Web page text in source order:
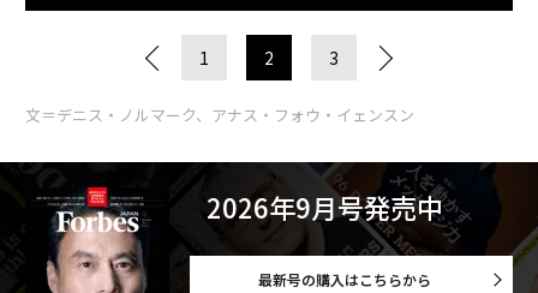
1 2 3
文＝デニス・ノルマーク、アナス・フォウ・イェンスン
2026年9月号発売中
最新号の購入はこちらから